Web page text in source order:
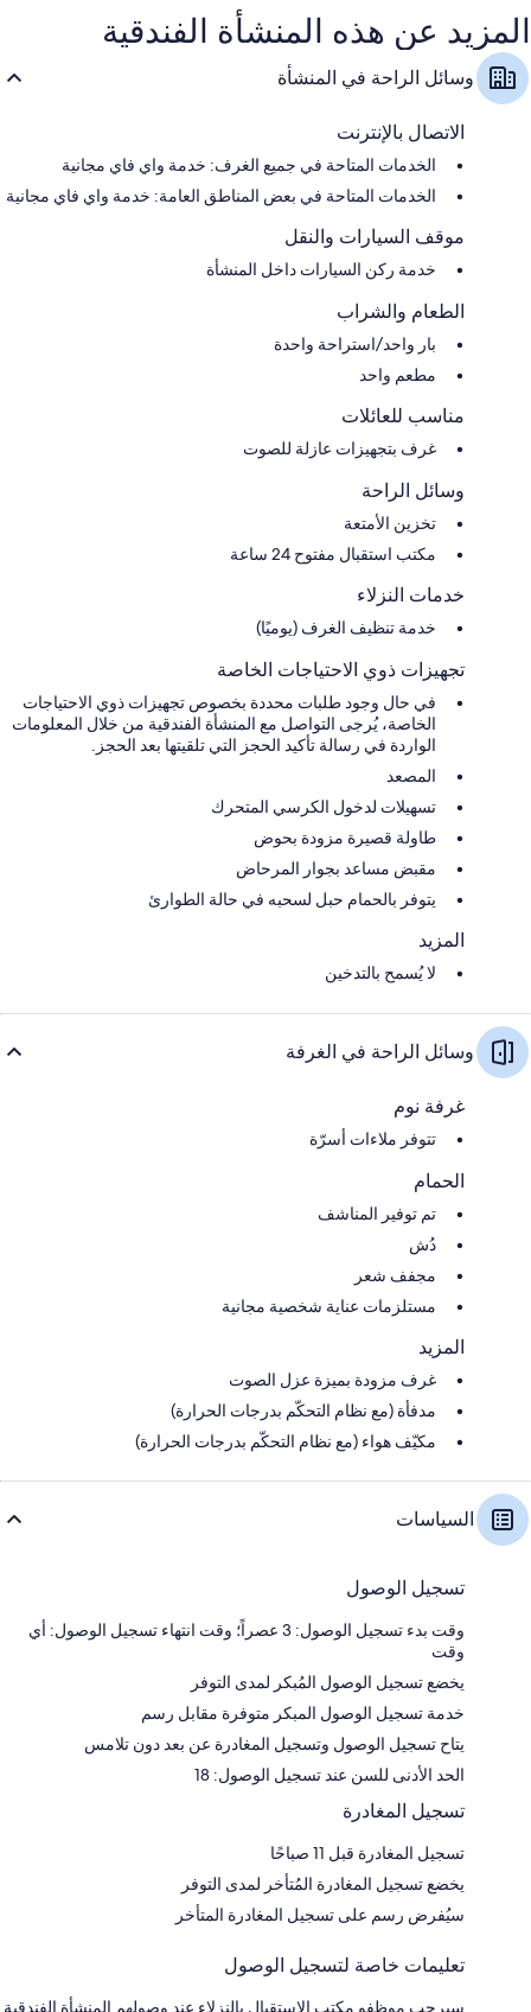
المزيد عن هذه المنشأة الفندقية
وسائل الراحة في المنشأة
الاتصال بالإنترنت
الخدمات المتاحة في جميع الغرف: خدمة واي فاي مجانية
الخدمات المتاحة في بعض المناطق العامة: خدمة واي فاي مجانية
موقف السيارات والنقل
خدمة ركن السيارات داخل المنشأة
الطعام والشراب
بار واحد/استراحة واحدة
مطعم واحد
مناسب للعائلات
غرف بتجهيزات عازلة للصوت
وسائل الراحة
تخزين الأمتعة
مكتب استقبال مفتوح 24 ساعة
خدمات النزلاء
خدمة تنظيف الغرف (يوميًا)
تجهيزات ذوي الاحتياجات الخاصة
في حال وجود طلبات محددة بخصوص تجهيزات ذوي الاحتياجات
الخاصة، يُرجى التواصل مع المنشأة الفندقية من خلال المعلومات
الواردة في رسالة تأكيد الحجز التي تلقيتها بعد الحجز.
المصعد
تسهيلات لدخول الكرسي المتحرك
طاولة قصيرة مزودة بحوض
مقبض مساعد بجوار المرحاض
يتوفر بالحمام حبل لسحبه في حالة الطوارئ
المزيد
لا يُسمح بالتدخين
وسائل الراحة في الغرفة
غرفة نوم
تتوفر ملاءات أسرّة
الحمام
تم توفير المناشف
دُش
مجفف شعر
مستلزمات عناية شخصية مجانية
المزيد
غرف مزودة بميزة عزل الصوت
مدفأة (مع نظام التحكّم بدرجات الحرارة)
مكيّف هواء (مع نظام التحكّم بدرجات الحرارة)
السياسات
تسجيل الوصول
وقت بدء تسجيل الوصول: 3 عصراً؛ وقت انتهاء تسجيل الوصول: أي
وقت
يخضع تسجيل الوصول المُبكر لمدى التوفر
خدمة تسجيل الوصول المبكر متوفرة مقابل رسم
يتاح تسجيل الوصول وتسجيل المغادرة عن بعد دون تلامس
الحد الأدنى للسن عند تسجيل الوصول: 18
تسجيل المغادرة
تسجيل المغادرة قبل 11 صباحًا
يخضع تسجيل المغادرة المُتأخر لمدى التوفر
سيُفرض رسم على تسجيل المغادرة المتأخر
تعليمات خاصة لتسجيل الوصول
سيرحب موظفو مكتب الاستقبال بالنزلاء عند وصولهم المنشأة الفندقية